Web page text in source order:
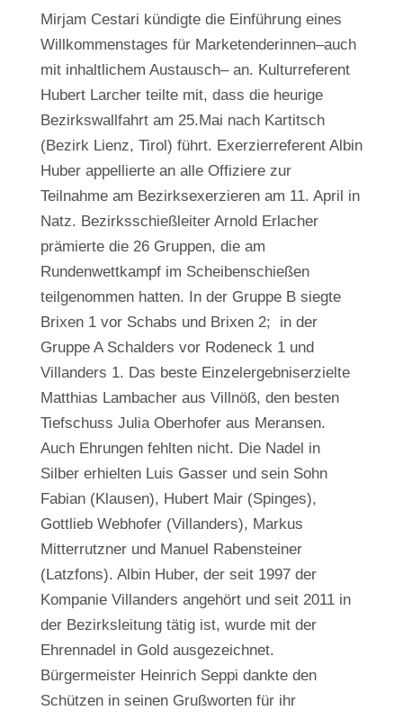
Mirjam Cestari kündigte die Einführung eines
Willkommenstages für Marketenderinnen–auch
mit inhaltlichem Austausch– an. Kulturreferent
Hubert Larcher teilte mit, dass die heurige
Bezirkswallfahrt am 25.Mai nach Kartitsch
(Bezirk Lienz, Tirol) führt. Exerzierreferent Albin
Huber appellierte an alle Offiziere zur
Teilnahme am Bezirksexerzieren am 11. April in
Natz. Bezirksschießleiter Arnold Erlacher
prämierte die 26 Gruppen, die am
Rundenwettkampf im Scheibenschießen
teilgenommen hatten. In der Gruppe B siegte
Brixen 1 vor Schabs und Brixen 2; in der
Gruppe A Schalders vor Rodeneck 1 und
Villanders 1. Das beste Einzelergebniserzielte
Matthias Lambacher aus Villnöß, den besten
Tiefschuss Julia Oberhofer aus Meransen.
Auch Ehrungen fehlten nicht. Die Nadel in
Silber erhielten Luis Gasser und sein Sohn
Fabian (Klausen), Hubert Mair (Spinges),
Gottlieb Webhofer (Villanders), Markus
Mitterrutzner und Manuel Rabensteiner
(Latzfons). Albin Huber, der seit 1997 der
Kompanie Villanders angehört und seit 2011 in
der Bezirksleitung tätig ist, wurde mit der
Ehrennadel in Gold ausgezeichnet.
Bürgermeister Heinrich Seppi dankte den
Schützen in seinen Grußworten für ihr